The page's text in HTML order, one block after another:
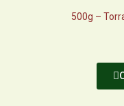
500g –